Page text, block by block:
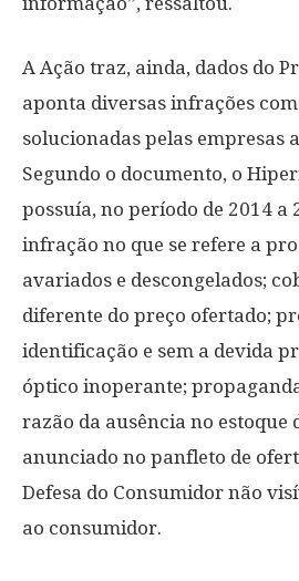
A Ação traz, ainda, dados do
aponta diversas infrações
solucionadas pelas empresas
Segundo o documento, o
possuía, no período de 2014 a
infração no que se refere a
avariados e descongelados;
diferente do preço ofertado;
identificação e sem a devida
óptico inoperante;
razão da ausência no estoque
anunciado no panfleto de
Defesa do Consumidor não
ao consumidor.